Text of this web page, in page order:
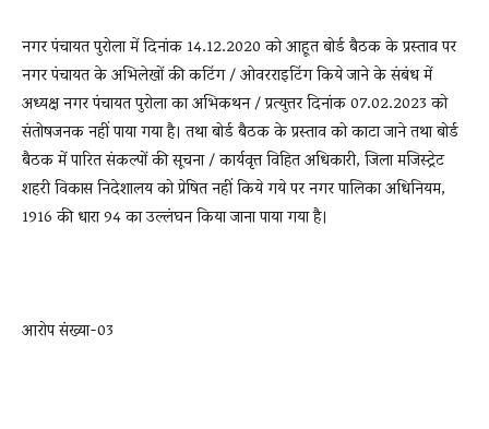
नगर पंचायत पुरोला में दिनांक 14.12.2020 को आहूत बोर्ड बैठक के प्रस्ताव पर
नगर पंचायत के अभिलेखों की कटिंग / ओवरराइटिंग किये जाने के संबंध में
अध्यक्ष नगर पंचायत पुरोला का अभिकथन / प्रत्युत्तर दिनांक 07.02.2023 को
संतोषजनक नहीं पाया गया है। तथा बोर्ड बैठक के प्रस्ताव को काटा जाने तथा बोर्ड
बैठक में पारित संकल्पों की सूचना / कार्यवृत्त विहित अधिकारी, जिला मजिस्ट्रेट
शहरी विकास निदेशालय को प्रेषित नहीं किये गये पर नगर पालिका अधिनियम,
1916 की धारा 94 का उल्लंघन किया जाना पाया गया है।
आरोप संख्या-03